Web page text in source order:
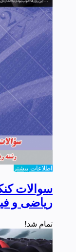
اطلاعات بیشتر
ریاضی و
تمام شد!